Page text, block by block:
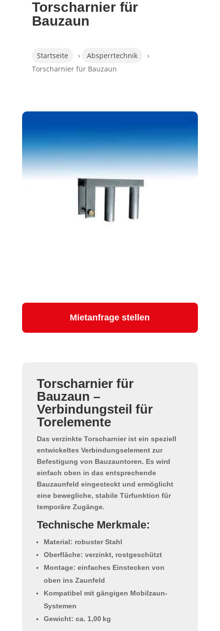
Torscharnier für
Bauzaun
Startseite › Absperrtechnik
›
Torscharnier für Bauzaun
Mietanfrage stellen
Torscharnier für
Bauzaun –
Verbindungsteil für
Torelemente
Das verzinkte Torscharnierist ein speziell
entwickeltes Verbindungselement zur
Befestigung von Bauzauntoren. Es wird
einfach oben in das entsprechende
Bauzaunfeld eingesteckt und ermöglicht
eine bewegliche, stabile Türfunktion für
temporäre Zugänge.
Technische Merkmale:
Material: robuster Stahl
Oberfläche: verzinkt, rostgeschützt
Montage: einfaches Einstecken von
oben ins Zaunfeld
Kompatibel mit gängigen Mobilzaun-
Systemen
Gewicht: ca. 1,00 kg